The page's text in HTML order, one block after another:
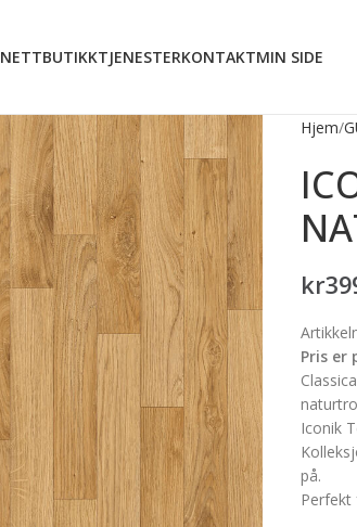
NETTBUTIKKTJENESTERKONTAKTMIN SIDE
Hjem
kr
Pris er
Iconik
på.
Perfekt